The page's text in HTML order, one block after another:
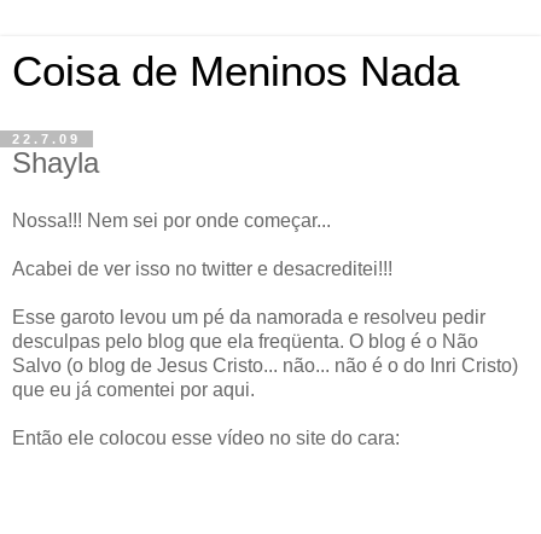
Coisa de Meninos Nada
22.7.09
Shayla
Nossa!!! Nem sei por onde começar...
Acabei de ver isso no twitter e desacreditei!!!
Esse garoto levou um pé da namorada e resolveu pedir
desculpas pelo blog que ela freqüenta. O blog é o Não
Salvo (o blog de Jesus Cristo... não... não é o do Inri Cristo)
que eu já comentei por aqui.
Então ele colocou esse vídeo no site do cara: